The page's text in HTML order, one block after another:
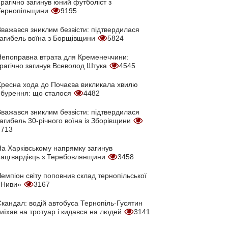
Трагічно загинув юний футболіст з
9195
зниклим безвісти: підтвердилася
воїна з Борщівщини
5824
втрата для Кременеччини:
загинув Всеволод Штука
4545
хода до Почаєва викликала хвилю
що сталося
4482
зниклим безвісти: підтвердилася
30-річного воїна із Зборівщини
Харківському напрямку загинув
з Теребовлянщини
3458
світу поповнив склад тернопільської
3167
водій автобуса Тернопіль-Гусятин
на тротуар і кидався на людей
3141